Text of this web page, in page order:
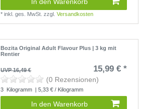
*inkl. ges. MwSt. zzgl.Versandkosten
Bozita Original Adult Flavour Plus | 3 kg mit
Rentier
UVP 16,49 € 15,99 € *
(0 Rezensionen)
3 Kilogramm | 5,33 € / Kilogramm
In den Warenkorb